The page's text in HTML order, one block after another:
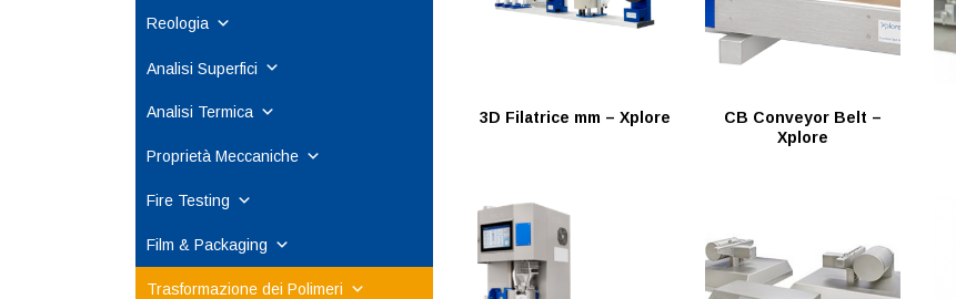
3D Filatrice mm – Xplore
CB Conveyor Belt –
Xplore
Reologia
Analisi Superfici
Analisi Termica
Proprietà Meccaniche
Fire Testing
Film & Packaging
Trasformazione dei Polimeri